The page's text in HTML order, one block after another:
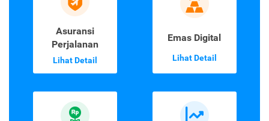
Asuransi
Perjalanan
Lihat Detail
Emas Digital
Lihat Detail